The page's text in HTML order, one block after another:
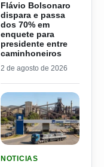
Flávio Bolsonaro
dispara e passa
dos 70% em
enquete para
presidente entre
caminhoneiros
2 de agosto de 2026
NOTICIAS